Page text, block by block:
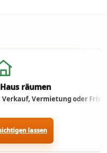
anrufen
räumen
Vermietung oder Frist.
lassen